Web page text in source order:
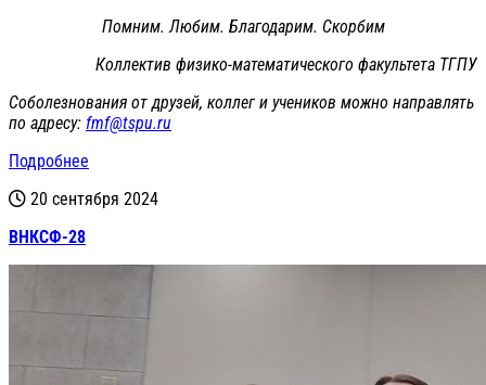
Помним. Любим. Благодарим. Скорбим
Коллектив физико-математического факультета ТГПУ
Соболезнования от друзей, коллег и учеников можно направлять
по адресу: fmf@tspu.ru
Подробнее
20 сентября 2024
ВНКСФ-28